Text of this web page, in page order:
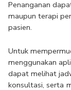
Penanganan
maupun terapi
pasien.
Untuk
menggunakan
dapat melihat